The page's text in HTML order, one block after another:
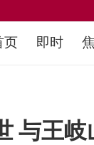
页 即时
与王